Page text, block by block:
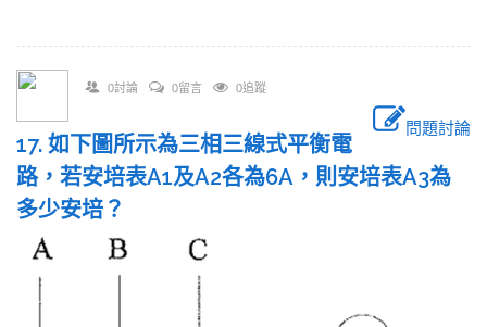
0討論 0留言 0追蹤
問題討論
17. 如下圖所示為三相三線式平衡電
路，若安培表A1及A2各為6A，則安培表A3為
多少安培？